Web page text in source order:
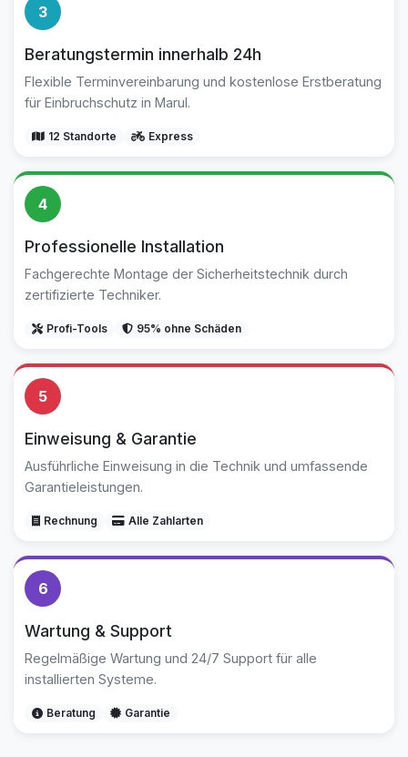
3
Beratungstermin innerhalb 24h
Flexible Terminvereinbarung und kostenlose Erstberatung
für Einbruchschutz in Marul.
12 Standorte Express
4
Professionelle Installation
Fachgerechte Montage der Sicherheitstechnik durch
zertifizierte Techniker.
Profi-Tools 95% ohne Schäden
5
Einweisung & Garantie
Ausführliche Einweisung in die Technik und umfassende
Garantieleistungen.
Rechnung Alle Zahlarten
6
Wartung & Support
Regelmäßige Wartung und 24/7 Support für alle
installierten Systeme.
Beratung Garantie